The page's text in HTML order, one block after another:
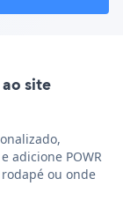
site
adicione POWR
ou onde